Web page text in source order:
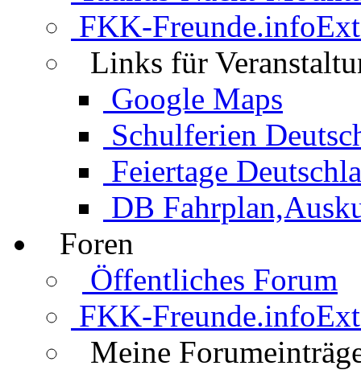
FKK-Freunde.info
Links für
Google Maps
Schulferien
Feiertage
DB
Foren
Öffentliches Forum
FKK-Freunde.info
Meine